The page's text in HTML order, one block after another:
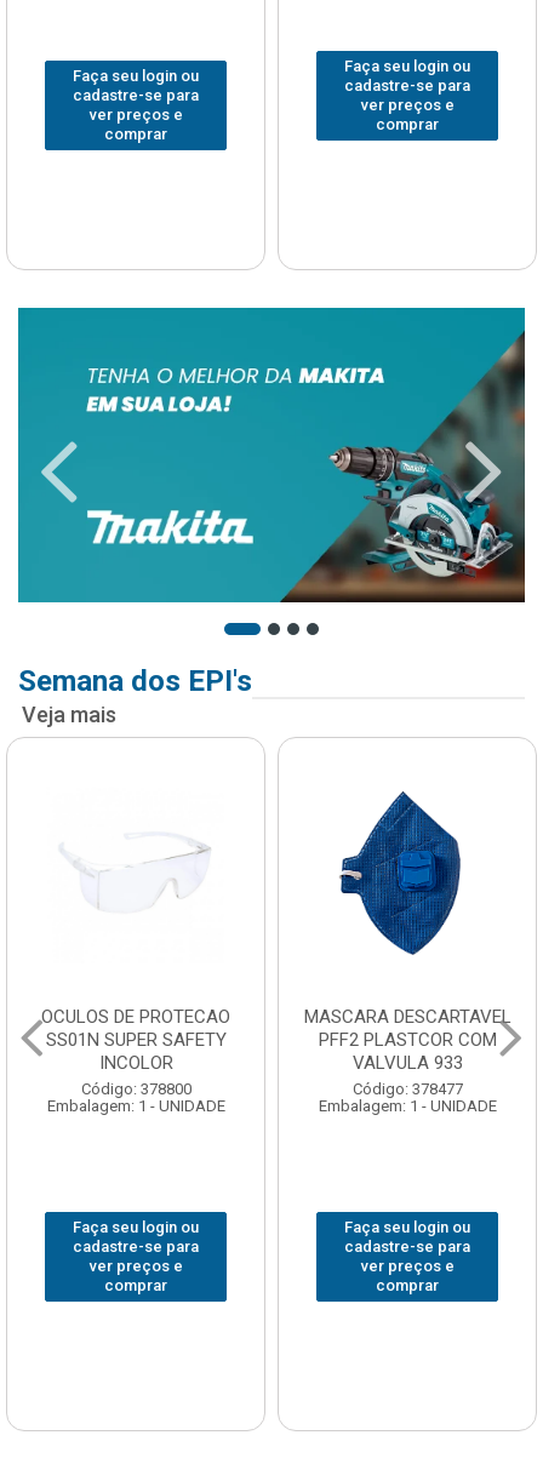
Faça seu login ou
cadastre-se para
ver preços e
comprar
Faça seu login ou
cadastre-se para
ver preços e
comprar
Semana dos EPI's
Veja mais
OCULOS DE PROTECAO
SS01N SUPER SAFETY
INCOLOR
Código: 378800
Embalagem: 1 - UNIDADE
Faça seu login ou
cadastre-se para
ver preços e
comprar
MASCARA DESCARTAVEL
PFF2 PLASTCOR COM
VALVULA 933
Código: 378477
Embalagem: 1 - UNIDADE
Faça seu login ou
cadastre-se para
ver preços e
comprar